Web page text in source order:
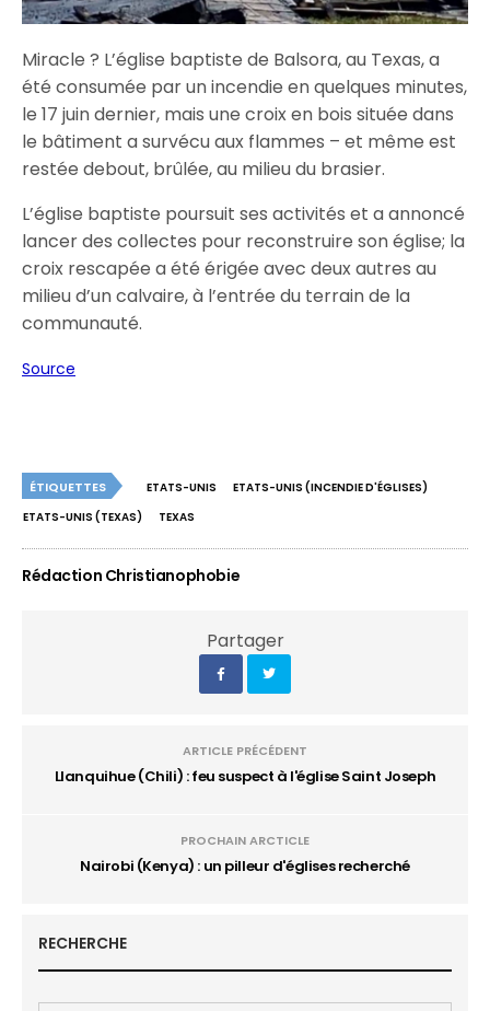
Miracle ? L’église baptiste de Balsora, au Texas, a
été consumée par un incendie en quelques minutes,
le 17 juin dernier, mais une croix en bois située dans
le bâtiment a survécu aux flammes – et même est
restée debout, brûlée, au milieu du brasier.
L’église baptiste poursuit ses activités et a annoncé
lancer des collectes pour reconstruire son église; la
croix rescapée a été érigée avec deux autres au
milieu d’un calvaire, à l’entrée du terrain de la
communauté.
Source
ÉTIQUETTES ETATS-UNIS
ETATS-UNIS (INCENDIE D'ÉGLISES)
ETATS-UNIS (TEXAS)
TEXAS
Rédaction Christianophobie
Partager
ARTICLE PRÉCÉDENT
Llanquihue (Chili) : feu suspect à l'église Saint Joseph
PROCHAIN ARCTICLE
Nairobi (Kenya) : un pilleur d'églises recherché
RECHERCHE